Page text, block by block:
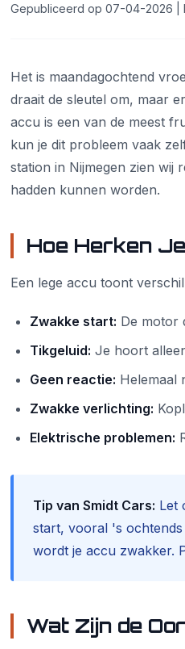
Gepubliceerd op 07-04-2026 |
Het is maandagochtend
draait de sleutel om, maar
accu is een van de meest
kun je dit probleem vaak
station in Nijmegen zien wij
hadden kunnen worden.
Hoe Herken
Een lege accu toont
Zwakke start: De motor
Tikgeluid: Je hoort
Geen reactie: Helemaal
Zwakke verlichting:
Elektrische problemen:
Tip van Smidt Cars: Let
start, vooral 's
wordt je accu zwakker.
Wat Zijn de